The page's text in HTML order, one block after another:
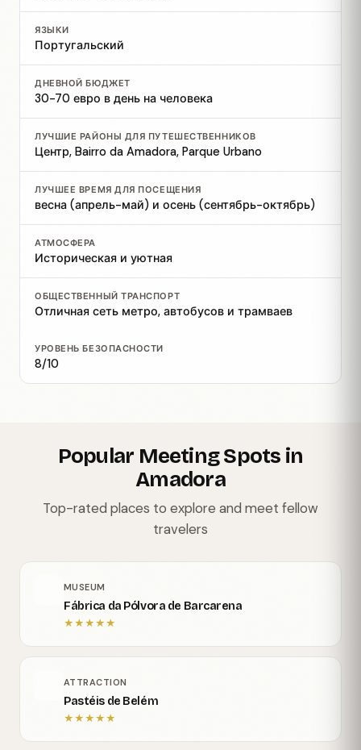
ЯЗЫКИ
Португальский
ДНЕВНОЙ БЮДЖЕТ
30-70 евро в день на человека
ЛУЧШИЕ РАЙОНЫ ДЛЯ ПУТЕШЕСТВЕННИКОВ
Центр, Bairro da Amadora, Parque Urbano
ЛУЧШЕЕ ВРЕМЯ ДЛЯ ПОСЕЩЕНИЯ
весна (апрель-май) и осень (сентябрь-октябрь)
АТМОСФЕРА
Историческая и уютная
ОБЩЕСТВЕННЫЙ ТРАНСПОРТ
Отличная сеть метро, автобусов и трамваев
УРОВЕНЬ БЕЗОПАСНОСТИ
8/10
Popular Meeting Spots in
Amadora
Top-rated places to explore and meet fellow
travelers
MUSEUM
Fábrica da Pólvora de Barcarena
★★★★★
ATTRACTION
Pastéis de Belém
★★★★★